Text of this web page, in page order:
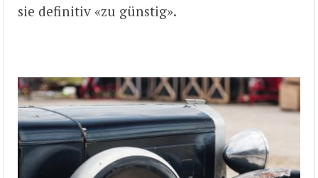
sie definitiv «zu günstig».